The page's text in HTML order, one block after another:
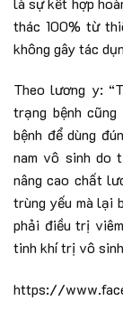
thác 100% từ
không gây tác
Theo lương y:
trạng bệnh
bệnh để dùng
nam vô sinh do
nâng cao chất
trùng yếu mà lại
phải điều trị
tinh khí trị vô
https://